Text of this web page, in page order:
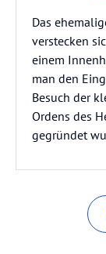
Das
verstecken
einem
man den
Besuch der
Ordens des
gegründet